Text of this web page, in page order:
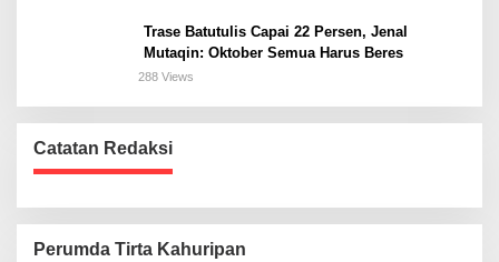
Trase Batutulis Capai 22 Persen, Jenal
Mutaqin: Oktober Semua Harus Beres
288 Views
Catatan Redaksi
Perumda Tirta Kahuripan